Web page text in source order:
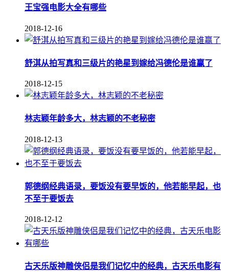
王宝强电影大全有哪些
2018-12-16
舒淇从拍写真和三级片的艳星到嫁给冯德伦是谁赢了
2018-12-15
林志颖年龄多大，林志颖的不老秘密
2018-12-13
郭德纲经典语录，要饭没有要早饭的，他若能早起，也
不至于要饭去
2018-12-12
古天乐版神雕侠侣是我们记忆中的经典，古天乐电影有